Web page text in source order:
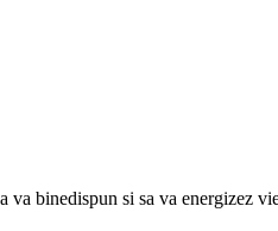
va binedispun si sa va energizez